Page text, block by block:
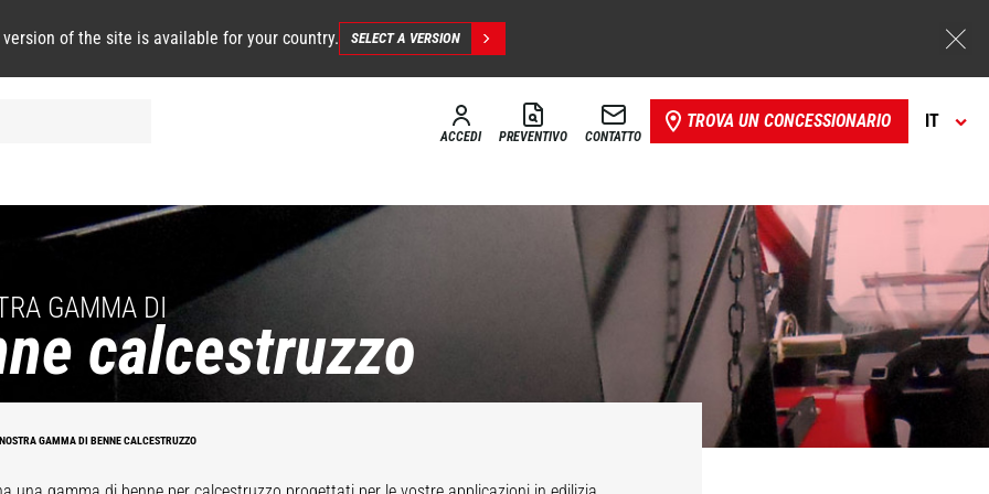
version of the site is available for your country. SELECT A VERSION
ACCEDI PREVENTIVO CONTATTO
TROVA UN CONCESSIONARIO IT
GAMMA DI
calcestruzzo
GAMMA DI BENNE CALCESTRUZZO